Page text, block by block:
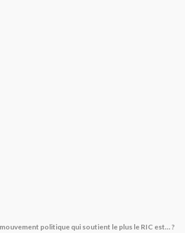
mouvement politique qui soutient le plus le RIC est… ?